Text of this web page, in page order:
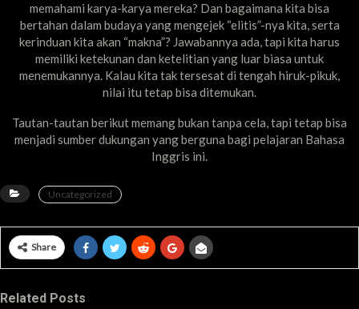
memahami karya-karya mereka? Dan bagaimana kita bisa
bertahan dalam budaya yang mengejek “elitis”-nya kita, serta
kerinduan kita akan “makna”? Jawabannya ada, tapi kita harus
memiliki ketekunan dan ketelitian yang luar biasa untuk
menemukannya. Kalau kita tak tersesat di tengah hiruk-pikuk,
nilai itu tetap bisa ditemukan.
Tautan-tautan berikut memang bukan tanpa cela, tapi tetap bisa
menjadi sumber dukungan yang berguna bagi pelajaran Bahasa
Inggris ini.
Uncategorized
Share
Related Posts